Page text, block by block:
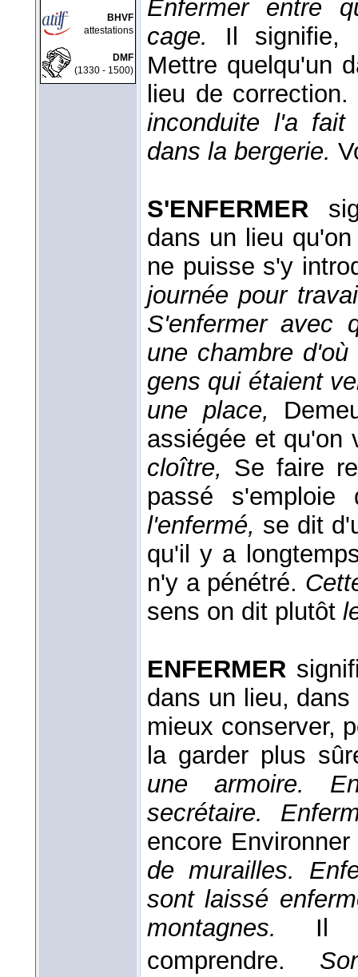
BHVF
attestations
DMF
(1330 - 1500)
Enfermer entre
cage. Il signifie,
Mettre quelqu'un
lieu de correction.
inconduite l'a
dans la bergerie.
S'ENFERMER
dans un lieu
ne puisse s'y
journée pour
S'enfermer avec
une chambre
gens qui étaient
une place,
assiégée et qu'on
cloître, Se faire
passé
l'enfermé, se dit
qu'il y a
n'y a pénétré.
sens on dit plutôt
ENFERMER
dans un lieu,
mieux conserver,
la garder plus
une armoire.
secrétaire.
encore
de murailles.
sont laissé
montagnes. Il
comprendre.